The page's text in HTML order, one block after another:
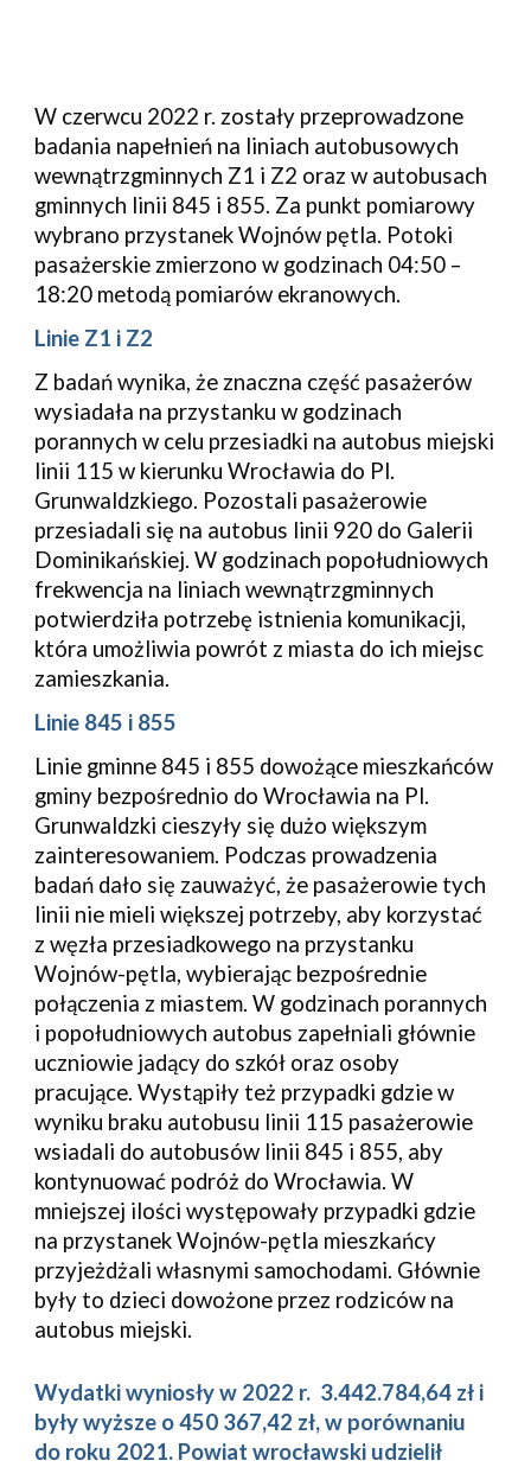
W czerwcu 2022 r. zostały przeprowadzone
badania napełnień na liniach autobusowych
wewnątrzgminnych Z1 i Z2 oraz w autobusach
gminnych linii 845 i 855. Za punkt pomiarowy
wybrano przystanek Wojnów pętla. Potoki
pasażerskie zmierzono w godzinach 04:50 –
18:20 metodą pomiarów ekranowych.
Linie Z1 i Z2
Z badań wynika, że znaczna część pasażerów
wysiadała na przystanku w godzinach
porannych w celu przesiadki na autobus miejski
linii 115 w kierunku Wrocławia do Pl.
Grunwaldzkiego. Pozostali pasażerowie
przesiadali się na autobus linii 920 do Galerii
Dominikańskiej. W godzinach popołudniowych
frekwencja na liniach wewnątrzgminnych
potwierdziła potrzebę istnienia komunikacji,
która umożliwia powrót z miasta do ich miejsc
zamieszkania.
Linie 845 i 855
Linie gminne 845 i 855 dowożące mieszkańców
gminy bezpośrednio do Wrocławia na Pl.
Grunwaldzki cieszyły się dużo większym
zainteresowaniem. Podczas prowadzenia
badań dało się zauważyć, że pasażerowie tych
linii nie mieli większej potrzeby, aby korzystać
z węzła przesiadkowego na przystanku
Wojnów-pętla, wybierając bezpośrednie
połączenia z miastem. W godzinach porannych
i popołudniowych autobus zapełniali głównie
uczniowie jadący do szkół oraz osoby
pracujące. Wystąpiły też przypadki gdzie w
wyniku braku autobusu linii 115 pasażerowie
wsiadali do autobusów linii 845 i 855, aby
kontynuować podróż do Wrocławia. W
mniejszej ilości występowały przypadki gdzie
na przystanek Wojnów-pętla mieszkańcy
przyjeżdżali własnymi samochodami. Głównie
były to dzieci dowożone przez rodziców na
autobus miejski.
Wydatki wyniosły w 2022 r. 3.442.784,64 zł i
były wyższe o 450 367,42 zł, w porównaniu
do roku 2021. Powiat wrocławski udzielił